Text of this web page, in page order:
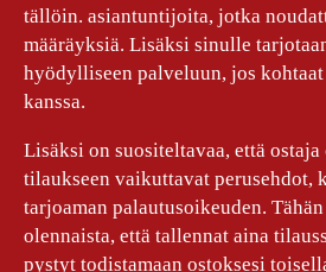
tällöin. asiantuntijoita, jotka
määräyksiä. Lisäksi sinulle
hyödylliseen palveluun, jos
kanssa.
Lisäksi on suositeltavaa, että
tilaukseen vaikuttavat perusehdot,
tarjoaman palautusoikeuden.
olennaista, että tallennat aina
pystyt todistamaan ostoksesi